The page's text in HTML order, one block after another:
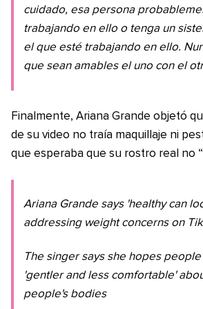
cuidado, esa persona
trabajando en ello o tenga un
el que esté trabajando en ello.
que sean amables el uno con el
Finalmente, Ariana Grande objetó
de su video no traía maquillaje ni
que esperaba que su rostro real no
Ariana Grande says 'healthy can
addressing weight concerns on
The singer says she hopes
'gentler and less comfortable'
people's bodies